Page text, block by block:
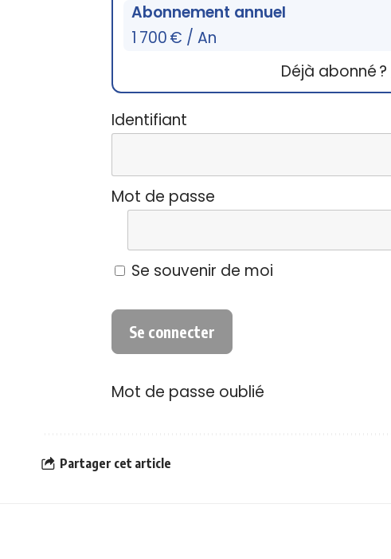
Abonnement annuel
1 700 € / An
Déjà abonné ?
Identifiant
Mot de passe
Se souvenir de moi
Mot de passe oublié
Partager cet article